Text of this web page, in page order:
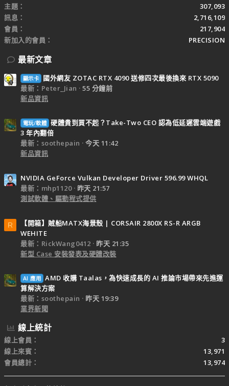
主題
307,093
訊息
2,716,109
會員
217,904
新加入的會員
PRECISION
最新文章
顯示卡
國外網友 ZOTAC RTX 4090 送修四次最後換來 RTX 5090
最新：Peter_Jian
55 分鐘前
新品資訊
電玩/軟體 硬體貴到買不起？Take-Two CEO 認為低延遲雲端遊戲
3 年內翻倍
最新：soothepain
今天 11:42
新品資訊
NVIDIA GeForce Vulkan Developer Driver 596.99 WHQL
最新：mhp1120
昨天 21:57
測試軟體、驅動程式提供
R
【開箱】賊船MATX海景殼 | CORSAIR 2800X RS-R ARGB
WEHITE
最新：RickWang0412
昨天 21:35
新型 Case 安裝發表及硬體改裝
AI 應用 AMD 收購 Taalas，為快速成長的 AI 推論市場帶來先進運
算解決方案
最新：soothepain
昨天 19:39
業界新聞
線上統計
線上會員
3
線上來賓
13,971
會員總計
13,974